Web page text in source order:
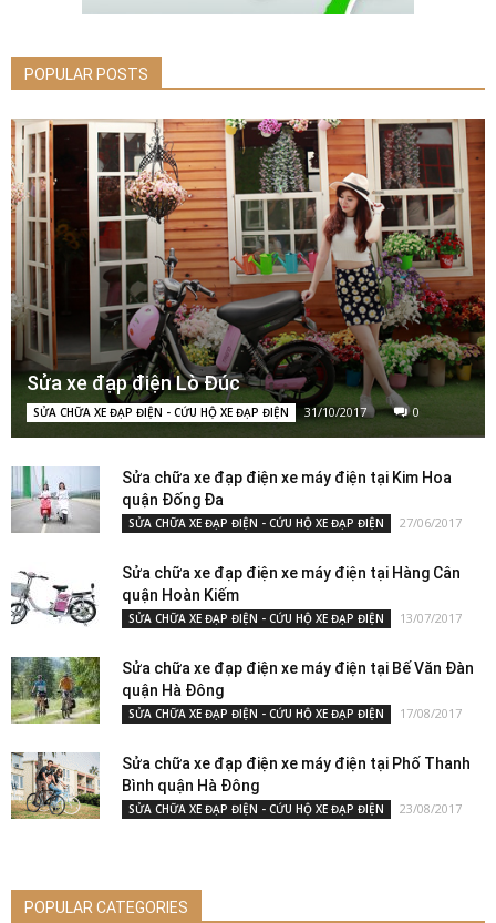
POPULAR POSTS
Sửa xe đạp điện Lò Đúc
SỬA CHỮA XE ĐẠP ĐIỆN - CỨU HỘ XE ĐẠP ĐIỆN 31/10/2017 0
Sửa chữa xe đạp điện xe máy điện tại Kim Hoa
quận Đống Đa
SỬA CHỮA XE ĐẠP ĐIỆN - CỨU HỘ XE ĐẠP ĐIỆN 27/06/2017
Sửa chữa xe đạp điện xe máy điện tại Hàng Cân
quận Hoàn Kiếm
SỬA CHỮA XE ĐẠP ĐIỆN - CỨU HỘ XE ĐẠP ĐIỆN 13/07/2017
Sửa chữa xe đạp điện xe máy điện tại Bế Văn Đàn
quận Hà Đông
SỬA CHỮA XE ĐẠP ĐIỆN - CỨU HỘ XE ĐẠP ĐIỆN 17/08/2017
Sửa chữa xe đạp điện xe máy điện tại Phố Thanh
Bình quận Hà Đông
SỬA CHỮA XE ĐẠP ĐIỆN - CỨU HỘ XE ĐẠP ĐIỆN 23/08/2017
POPULAR CATEGORIES